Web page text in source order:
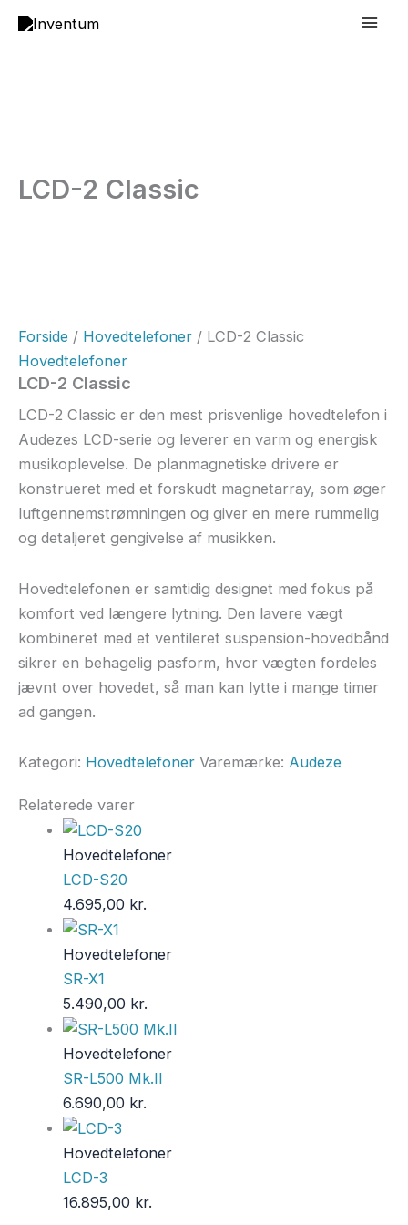
LCD-2 Classic
Forside / Hovedtelefoner / LCD-2 Classic
Hovedtelefoner
LCD-2 Classic
LCD-2 Classic er den mest prisvenlige hovedtelefon i
Audezes LCD-serie og leverer en varm og energisk
musikoplevelse. De planmagnetiske drivere er
konstrueret med et forskudt magnetarray, som øger
luftgennemstrømningen og giver en mere rummelig
og detaljeret gengivelse af musikken.
Hovedtelefonen er samtidig designet med fokus på
komfort ved længere lytning. Den lavere vægt
kombineret med et ventileret suspension-hovedbånd
sikrer en behagelig pasform, hvor vægten fordeles
jævnt over hovedet, så man kan lytte i mange timer
ad gangen.
Kategori: Hovedtelefoner Varemærke: Audeze
Relaterede varer
Hovedtelefoner
LCD-S20
4.695,00 kr.
Hovedtelefoner
SR-X1
5.490,00 kr.
Hovedtelefoner
SR-L500 Mk.II
6.690,00 kr.
Hovedtelefoner
LCD-3
16.895,00 kr.